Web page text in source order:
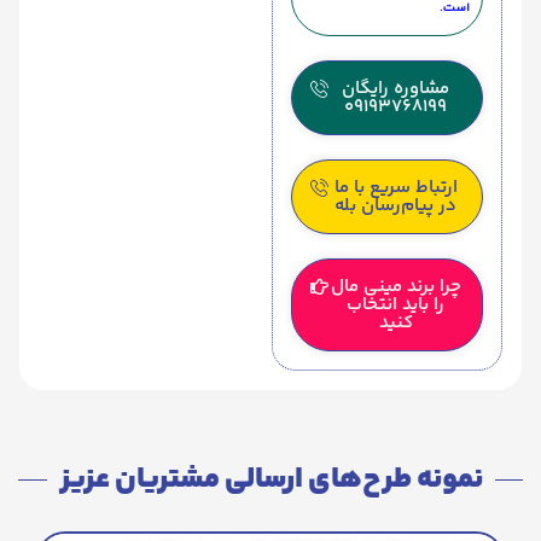
است.
مشاوره رایگان
09193768199
ارتباط سریع با ما
در پیام‌رسان بله
چرا برند مینی مال
را باید انتخاب
کنید
نمونه طرح‌های ارسالی مشتریان عزیز